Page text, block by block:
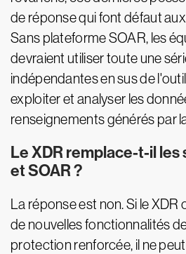
de réponse qui font défaut
Sans plateforme SOAR, les
devraient utiliser toute une
indépendantes en sus de
exploiter et analyser les
renseignements générés par
Le XDR remplace-t-il les
et SOAR ?
La réponse est non. Si le
de nouvelles fonctionnalités
protection renforcée, il ne